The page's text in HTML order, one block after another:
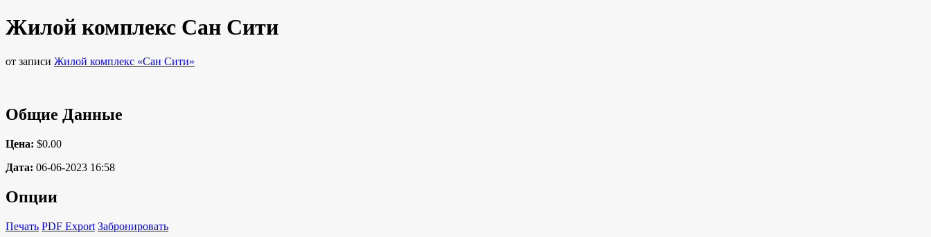
Жилой комплекс Сан Сити
от записи Жилой комплекс «Сан Сити»
Общие Данные
Цена: $0.00
Дата: 06-06-2023 16:58
Опции
Печать PDF Export Забронировать